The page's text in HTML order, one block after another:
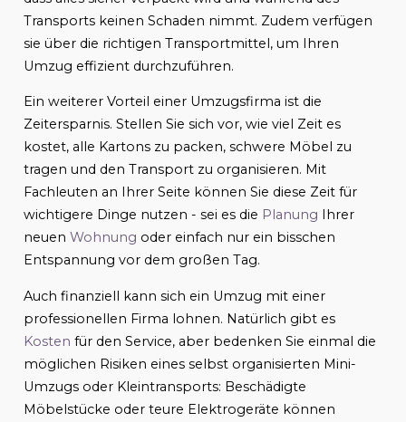
Transports keinen Schaden nimmt. Zudem verfügen
sie über die richtigen Transportmittel, um Ihren
Umzug effizient durchzuführen.
Ein weiterer Vorteil einer Umzugsfirma ist die
Zeitersparnis. Stellen Sie sich vor, wie viel Zeit es
kostet, alle Kartons zu packen, schwere Möbel zu
tragen und den Transport zu organisieren. Mit
Fachleuten an Ihrer Seite können Sie diese Zeit für
wichtigere Dinge nutzen - sei es die Planung Ihrer
neuen Wohnung oder einfach nur ein bisschen
Entspannung vor dem großen Tag.
Auch finanziell kann sich ein Umzug mit einer
professionellen Firma lohnen. Natürlich gibt es
Kosten für den Service, aber bedenken Sie einmal die
möglichen Risiken eines selbst organisierten Mini-
Umzugs oder Kleintransports: Beschädigte
Möbelstücke oder teure Elektrogeräte können